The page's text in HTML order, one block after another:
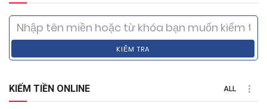
KIỂM TRA
KIẾM TIỀN ONLINE ALL